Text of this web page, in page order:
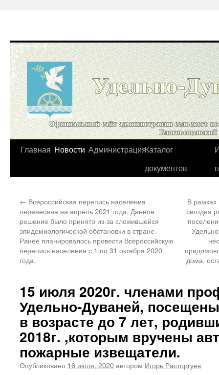
Перейти
Главная Новости АдминистрацияКаталог
документов
← Всероссийская перепись населения
перенесена на апрель 2021 года. Данное
решение было принято из-за сложившейся
эпидемиологической обстановки в стране.
Ранее планировалось провести Всероссийскую
перепись населения с 1 по 31 октября 2020
года.
В рамках
сегодня
дома,
15 июля 2020г. членами
Удельно-Дуваней,
в возрасте до 7 лет,
2018г. ,которым вручены
пожарные извещатели.
Опубликовано 16 июля, 2020автором Игорь Расторгуев